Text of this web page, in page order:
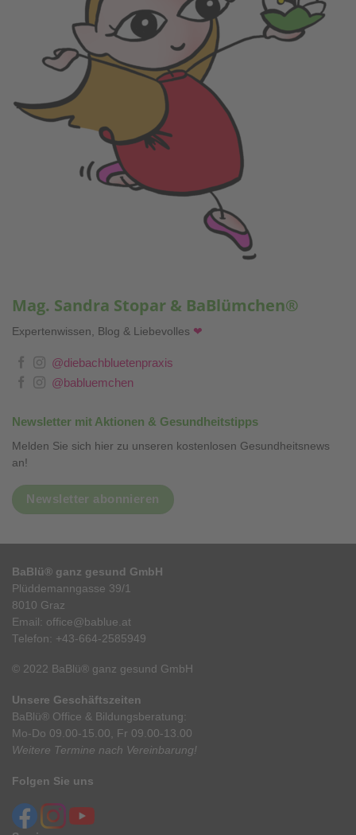
Mag. Sandra Stopar & BaBlümchen®
Expertenwissen, Blog & Liebevolles ❤
@diebachbluetenpraxis
@babluemchen
Newsletter mit Aktionen & Gesundheitstipps
Melden Sie sich hier zu unseren kostenlosen Gesundheitsnews
an!
Newsletter abonnieren
BaBlü® ganz gesund GmbH
Plüddemanngasse 39/1
8010 Graz
Email: office@bablue.at
Telefon: +43-664-2585949
© 2022 BaBlü® ganz gesund GmbH
Unsere Geschäftszeiten
BaBlü® Office & Bildungsberatung:
Mo-Do 09.00-15.00, Fr 09.00-13.00
Weitere Termine nach Vereinbarung!
Folgen Sie uns